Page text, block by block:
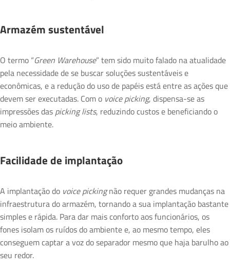
Armazém sustentável
O termo “Green Warehouse” tem sido muito falado na atualidade
pela necessidade de se buscar soluções sustentáveis e
econômicas, e a redução do uso de papéis está entre as ações que
devem ser executadas. Com o voice picking, dispensa-se as
impressões das picking lists, reduzindo custos e beneficiando o
meio ambiente.
Facilidade de implantação
A implantação do voice pickingnão requer grandes mudanças na
infraestrutura do armazém, tornando a sua implantação bastante
simples e rápida. Para dar mais conforto aos funcionários, os
fones isolam os ruídos do ambiente e, ao mesmo tempo, eles
conseguem captar a voz do separador mesmo que haja barulho ao
seu redor.